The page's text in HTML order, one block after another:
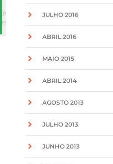
JULHO 2016
ABRIL 2016
MAIO 2015
ABRIL 2014
AGOSTO 2013
JULHO 2013
JUNHO 2013